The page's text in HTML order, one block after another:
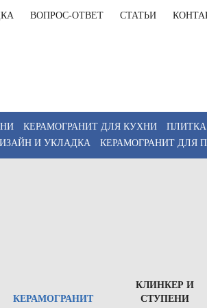
ВОПРОС-ОТВЕТ СТАТЬИ
КЕРАМОГРАНИТ ДЛЯ КУХНИ
И УКЛАДКА КЕРАМОГРАНИТ ДЛЯ
КЕРАМОГРАНИТ
КЛИНКЕР И
СТУПЕНИ